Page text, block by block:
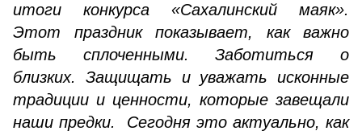
итоги конкурса «Сахалинский маяк».
Этот праздник показывает, как важно
быть сплоченными. Заботиться о
близких. Защищать и уважать исконные
традиции и ценности, которые завещали
наши предки. Сегодня это актуально, как